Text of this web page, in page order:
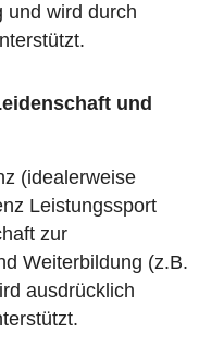
und wird durch
und
(idealerweise
Leistungssport
zur
Weiterbildung (z.B.
ausdrücklich